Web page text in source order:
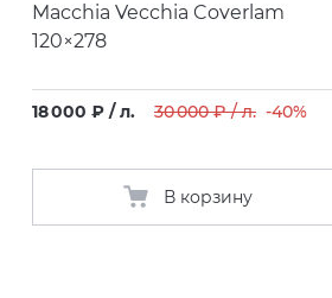
Macchia Vecchia Coverlam
120×278
18 000 ₽ / л. 30 000 ₽ / л. -40%
В корзину